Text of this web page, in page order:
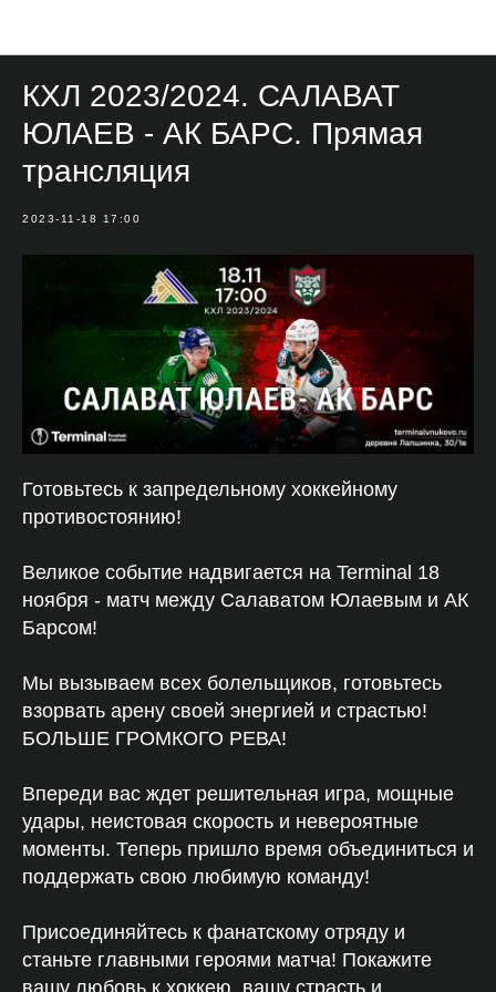
КХЛ 2023/2024. САЛАВАТ
ЮЛАЕВ - АК БАРС. Прямая
трансляция
2023-11-18 17:00
Готовьтесь к запредельному хоккейному
противостоянию!
Великое событие надвигается на Terminal 18
ноября - матч между Салаватом Юлаевым и АК
Барсом!
Мы вызываем всех болельщиков, готовьтесь
взорвать арену своей энергией и страстью!
БОЛЬШЕ ГРОМКОГО РЕВА!
Впереди вас ждет решительная игра, мощные
удары, неистовая скорость и невероятные
моменты. Теперь пришло время объединиться и
поддержать свою любимую команду!
Присоединяйтесь к фанатскому отряду и
станьте главными героями матча! Покажите